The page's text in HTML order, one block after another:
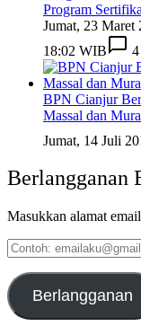
Program
Jumat, 23
18:02 WIB
4
BPN Cianjur
Massal dan
Jumat, 14 Juli
Berlangganan
Masukkan alamat
Contoh:
emailaku@gmail.com
Berlangganan